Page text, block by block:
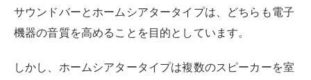
サウンドバーとホームシアタータイプは、どちらも電子
機器の音質を高めることを目的としています。
しかし、ホームシアタータイプは複数のスピーカーを室